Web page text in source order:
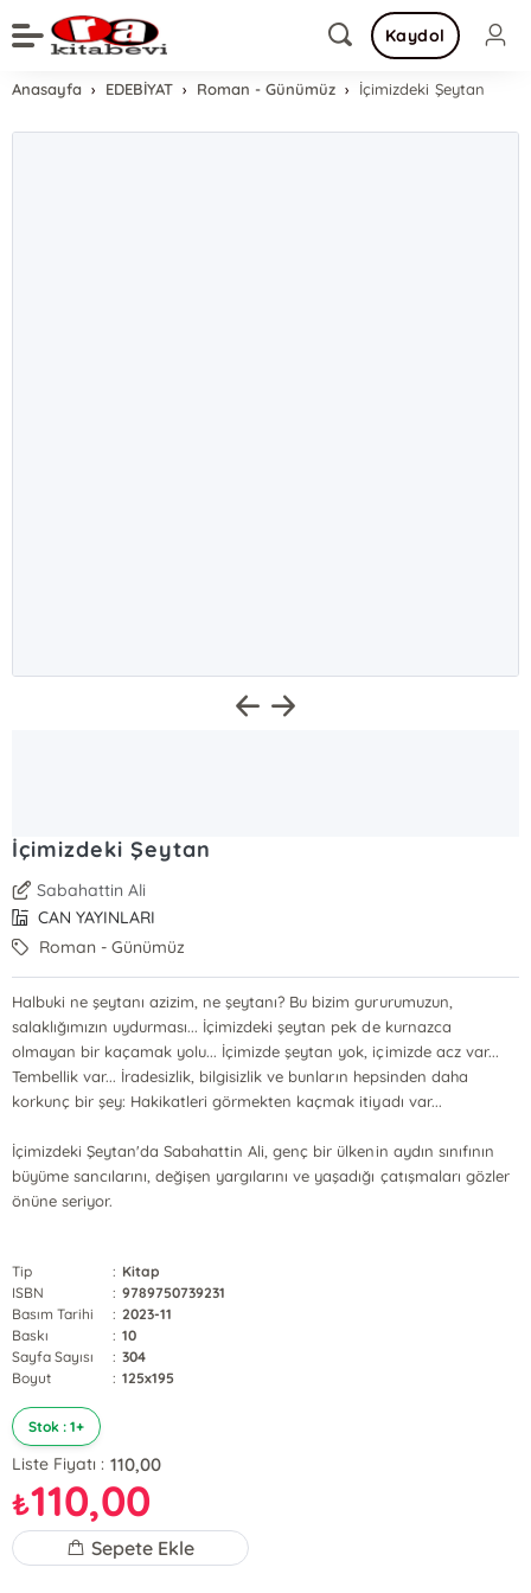
Kaydol
Anasayfa EDEBİYAT Roman - Günümüz İçimizdeki Şeytan
İçimizdeki Şeytan
Sabahattin Ali
CAN YAYINLARI
Roman - Günümüz
Halbuki ne şeytanı azizim, ne şeytanı? Bu bizim gururumuzun,
salaklığımızın uydurması... İçimizdeki şeytan pek de kurnazca
olmayan bir kaçamak yolu... İçimizde şeytan yok, içimizde acz var...
Tembellik var... İradesizlik, bilgisizlik ve bunların hepsinden daha
korkunç bir şey: Hakikatleri görmekten kaçmak itiyadı var...
İçimizdeki Şeytan'da Sabahattin Ali, genç bir ülkenin aydın sınıfının
büyüme sancılarını, değişen yargılarını ve yaşadığı çatışmaları gözler
önüne seriyor.
Tip : Kitap
ISBN
: 9789750739231
Basım Tarihi
: 2023-11
Baskı
: 10
Sayfa Sayısı
: 304
Boyut
: 125x195
Stok : 1+
Liste Fiyatı : 110,00
₺110,00
Sepete Ekle